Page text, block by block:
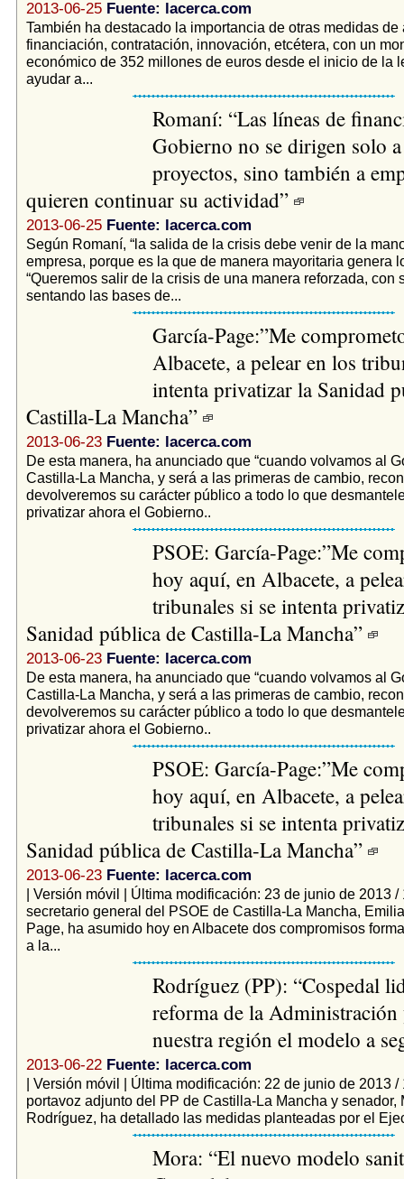
2013-06-25 Fuente: lacerca.com
También ha destacado la importancia de otras medidas de
financiación, contratación, innovación, etcétera, con un
económico de 352 millones de euros desde el inicio de la
ayudar a...
Romaní: “Las líneas de
Gobierno no se dirigen solo
proyectos, sino también a
quieren continuar su actividad”
2013-06-25 Fuente: lacerca.com
Según Romaní, “la salida de la crisis debe venir de la
empresa, porque es la que de manera mayoritaria genera
“Queremos salir de la crisis de una manera reforzada, con
sentando las bases de...
García-Page:”Me
Albacete, a pelear en los
intenta privatizar la Sanidad
Castilla-La Mancha”
2013-06-23 Fuente: lacerca.com
De esta manera, ha anunciado que “cuando volvamos al
Castilla-La Mancha, y será a las primeras de cambio,
devolveremos su carácter público a todo lo que
privatizar ahora el Gobierno..
PSOE: García-Page:”Me
hoy aquí, en Albacete, a
tribunales si se intenta
Sanidad pública de Castilla-La Mancha”
2013-06-23 Fuente: lacerca.com
De esta manera, ha anunciado que “cuando volvamos al
Castilla-La Mancha, y será a las primeras de cambio,
devolveremos su carácter público a todo lo que
privatizar ahora el Gobierno..
PSOE: García-Page:”Me
hoy aquí, en Albacete, a
tribunales si se intenta
Sanidad pública de Castilla-La Mancha”
2013-06-23 Fuente: lacerca.com
| Versión móvil | Última modificación: 23 de junio de 2013 /
secretario general del PSOE de Castilla-La Mancha,
Page, ha asumido hoy en Albacete dos compromisos
a la...
Rodríguez (PP): “Cospedal
reforma de la Administración
nuestra región el modelo a
2013-06-22 Fuente: lacerca.com
| Versión móvil | Última modificación: 22 de junio de 2013 /
portavoz adjunto del PP de Castilla-La Mancha y senador,
Rodríguez, ha detallado las medidas planteadas por el
Mora: “El nuevo modelo